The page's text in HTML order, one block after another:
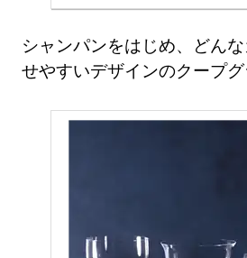
シャンパンをはじめ、どん
せやすいデザインのクープグ